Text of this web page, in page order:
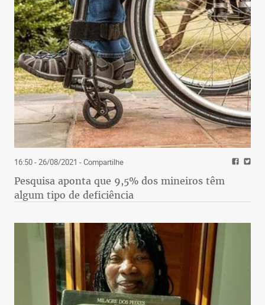
16:50 - 26/08/2021 - Compartilhe
Pesquisa aponta que 9,5% dos mineiros têm
algum tipo de deficiência